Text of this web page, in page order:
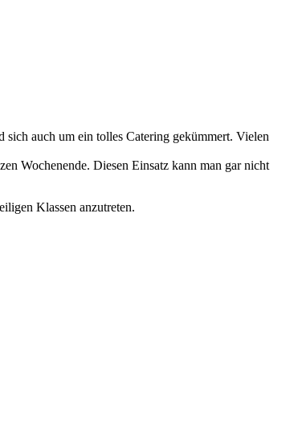
auch um ein tolles Catering gekümmert. Vielen
Wochenende. Diesen Einsatz kann man gar nicht
Klassen anzutreten.